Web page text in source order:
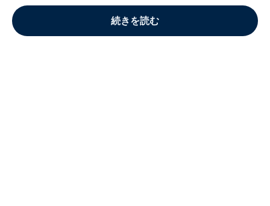
続きを読む